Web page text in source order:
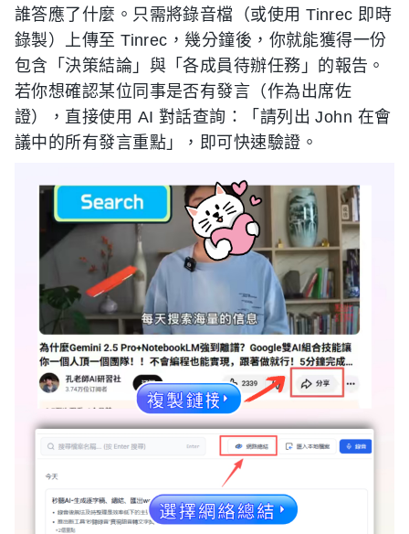
誰答應了什麼。只需將錄音檔（或使用 Tinrec 即時
錄製）上傳至 Tinrec，幾分鐘後，你就能獲得一份
包含「決策結論」與「各成員待辦任務」的報告。
若你想確認某位同事是否有發言（作為出席佐
證），直接使用 AI 對話查詢：「請列出 John 在會
議中的所有發言重點」，即可快速驗證。